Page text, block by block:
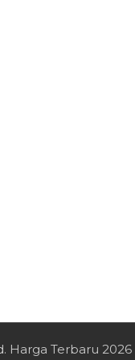
Harga Terbaru 2026